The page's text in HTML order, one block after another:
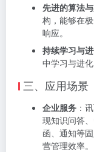
先进的算法
构，能够在
响应。
持续学习与
中学习与进
三、应用场景
企业服务 ：
现知识问答
函、通知等
营管理效率。